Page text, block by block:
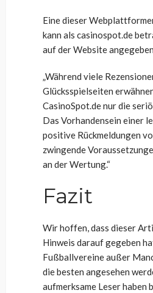
Eine dieser
kann als casinospot.de
auf der Website
„Während viele
Glücksspielseiten
CasinoSpot.de nur die
Das Vorhandensein einer
positive Rückmeldungen
zwingende
an der Wertung.“
Fazit
Wir hoffen, dass dieser
Hinweis darauf gegeben
Fußballvereine außer
die besten angesehen
aufmerksame Leser haben